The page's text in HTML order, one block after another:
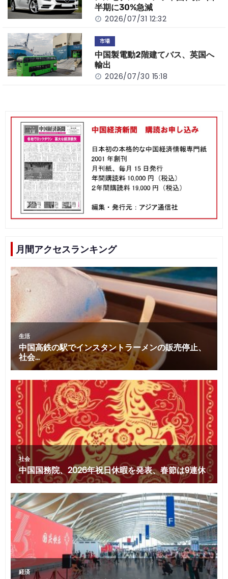
半期に30%急減
2026/07/31 12:32
市場
中国製電動2階建てバス、英国へ
輸出
2026/07/30 15:18
月間アクセスランキング